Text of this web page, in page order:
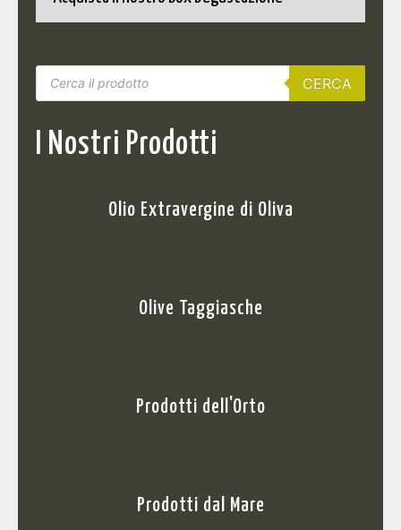
CERCA
I Nostri Prodotti
Olio Extravergine di Oliva
Olive Taggiasche
Prodotti dell'Orto
Prodotti dal Mare